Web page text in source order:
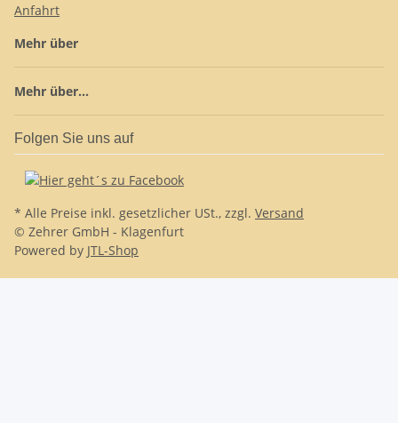
Anfahrt
Mehr über
Mehr über...
Folgen Sie uns auf
* Alle Preise inkl. gesetzlicher USt., zzgl. Versand
© Zehrer GmbH - Klagenfurt
Powered by JTL-Shop